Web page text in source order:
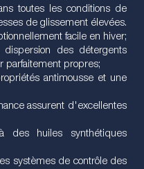
toutes les conditions de
de glissement élevées.
facile en hiver;
des détergents
parfaitement propres;
antimousse et une
assurent d'excellentes
huiles synthétiques
systèmes de contrôle des